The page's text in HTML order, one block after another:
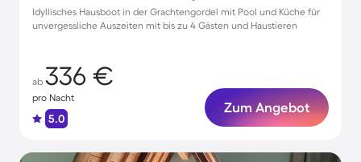
Idyllisches Hausboot in der Grachtengordel mit Pool und Küche für
unvergessliche Auszeiten mit bis zu 4 Gästen und Haustieren
ab 336 €
pro Nacht
5.0
Zum Angebot